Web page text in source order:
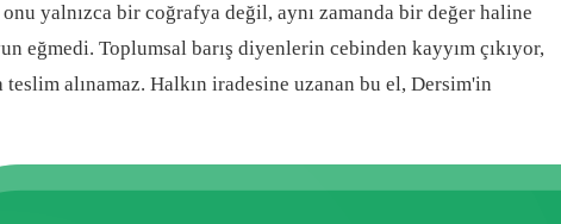
yalnızca bir coğrafya değil, aynı zamanda bir değer haline
eğmedi. Toplumsal barış diyenlerin cebinden kayyım çıkıyor,
alınamaz. Halkın iradesine uzanan bu el, Dersim'in